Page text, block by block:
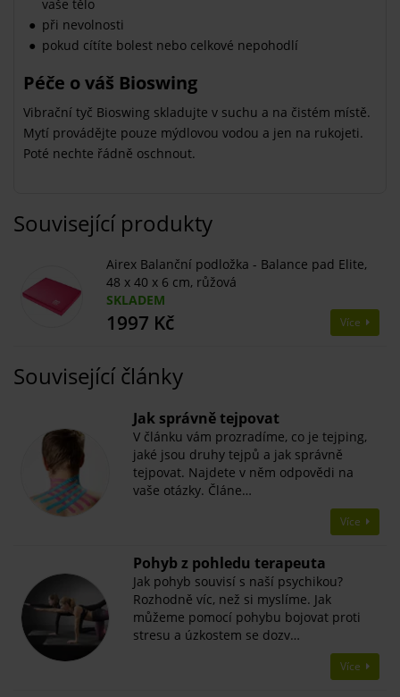
vaše tělo
při nevolnosti
pokud cítíte bolest nebo celkové nepohodlí
Péče o váš Bioswing
Vibrační tyč Bioswing skladujte v suchu a na čistém místě.
Mytí provádějte pouze mýdlovou vodou a jen na rukojeti.
Poté nechte řádně oschnout.
Související produkty
Airex Balanční podložka - Balance pad Elite,
48 x 40 x 6 cm, růžová
SKLADEM
1997 Kč Více
Související články
Jak správně tejpovat
V článku vám prozradíme, co je tejping,
jaké jsou druhy tejpů a jak správně
tejpovat. Najdete v něm odpovědi na
vaše otázky. Článe…
Více
Pohyb z pohledu terapeuta
Jak pohyb souvisí s naší psychikou?
Rozhodně víc, než si myslíme. Jak
můžeme pomocí pohybu bojovat proti
stresu a úzkostem se dozv…
Více